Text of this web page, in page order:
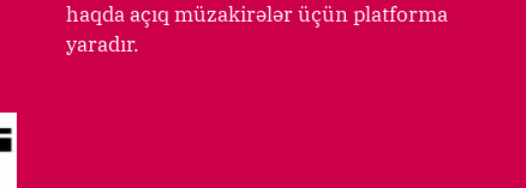
haqda açıq müzakirələr üçün platforma
yaradır.